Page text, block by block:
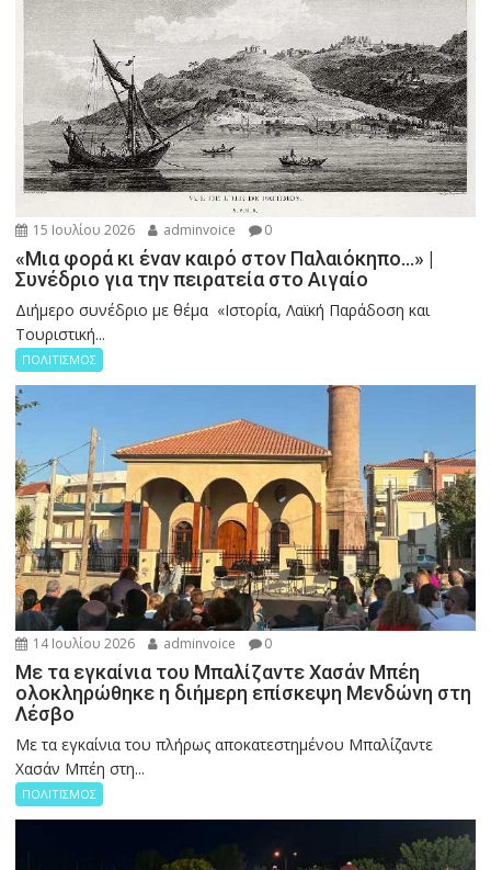
15 Ιουλίου 2026 adminvoice 0
«Μια φορά κι έναν καιρό στον Παλαιόκηπο…» |
Συνέδριο για την πειρατεία στο Αιγαίο
Διήμερο συνέδριο με θέμα «Ιστορία, Λαϊκή Παράδοση και
Τουριστική...
ΠΟΛΙΤΙΣΜΟΣ
14 Ιουλίου 2026 adminvoice 0
Με τα εγκαίνια του Μπαλίζαντε Χασάν Μπέη
ολοκληρώθηκε η διήμερη επίσκεψη Μενδώνη στη
Λέσβο
Με τα εγκαίνια του πλήρως αποκατεστημένου Μπαλίζαντε
Χασάν Μπέη στη...
ΠΟΛΙΤΙΣΜΟΣ